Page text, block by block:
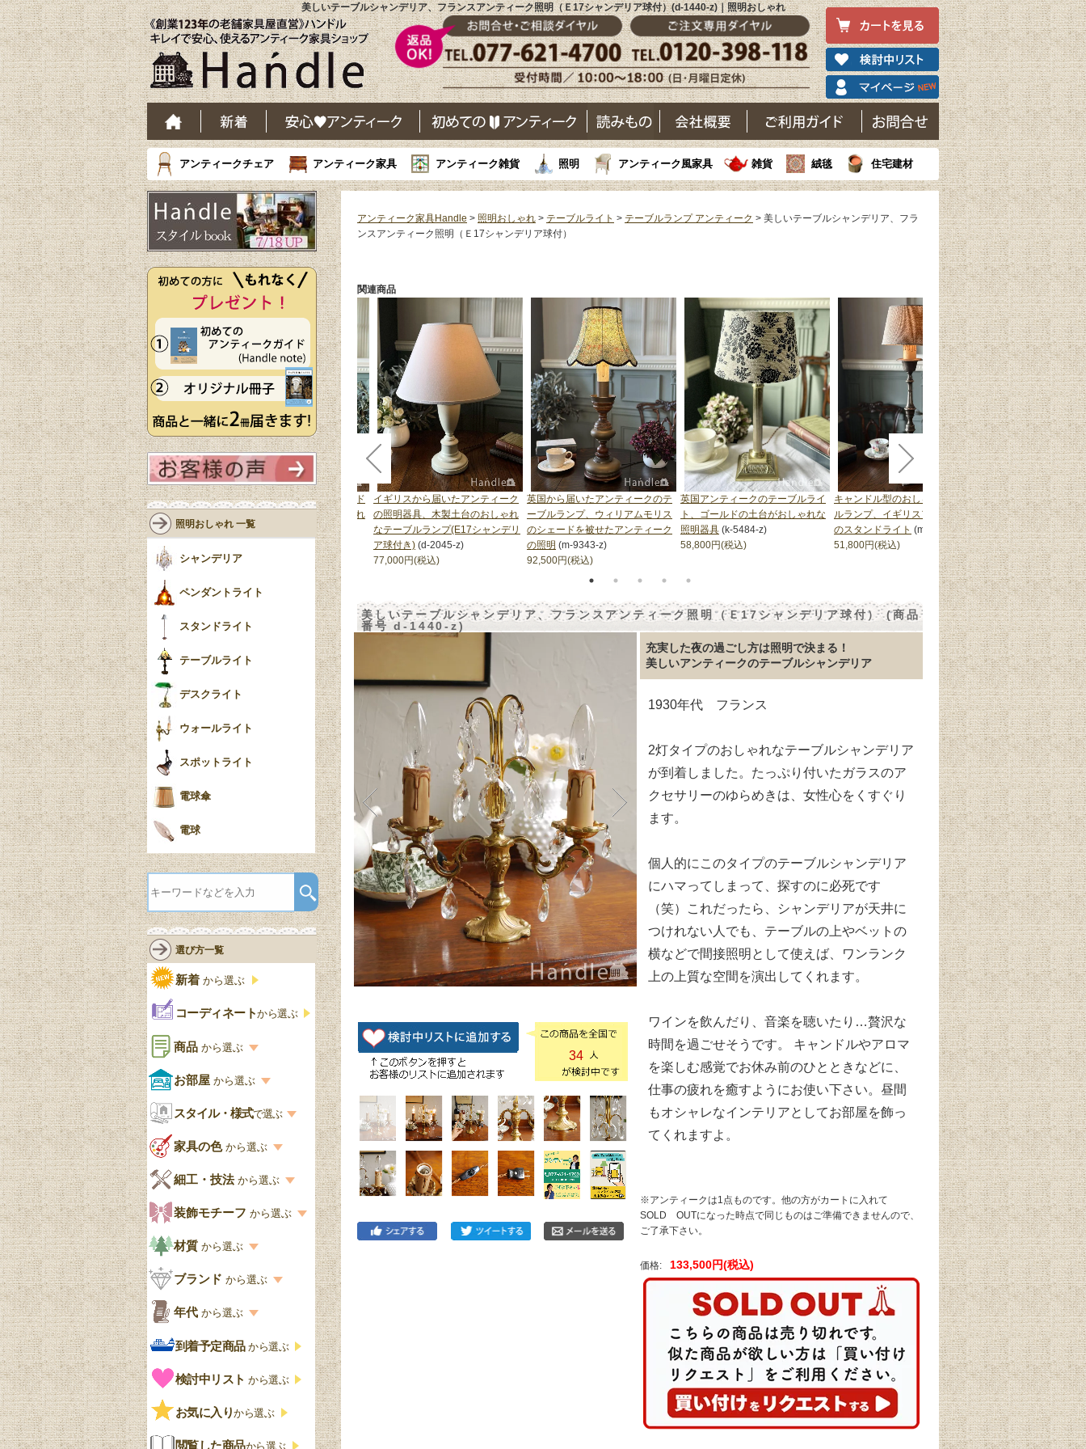
美しいテーブルシャンデリア、フランスアンティーク照明（Ｅ17シャンデリア球付）(d-1440-z)｜照明おしゃれ
アンティークチェア アンティーク家具 アンティーク雑貨 照明 アンティーク風家具 雑貨 絨毯 住宅建材
アンティーク家具Handle > 照明おしゃれ > テーブルライト > テーブルランプ アンティーク > 美しいテーブルシャンデリア、フラ
ンスアンティーク照明（Ｅ17シャンデリア球付）
関連商品
ーブルライ
おしゃれな
キャンドル型のおしゃれなテーブ
ルランプ、イギリスアンティーク
のスタンドライト (m-9351-z)
51,800円(税込)
イギリスアンティークのスタンド
ライト、キャンドル型のおしゃれ
なテーブルランプ
(m-9349-z)
イギリスから届いたアンティーク
の照明器具、木製土台のおしゃれ
なテーブルランプ(E17シャンデリ
ア球付き) (d-2045-z)
77,000円(税込)
英国から届いたアンティークのテ
ーブルランプ、ウィリアムモリス
のシェードを被せたアンティーク
の照明 (m-9343-z)
92,500円(税込)
英国アンティークのテーブルライ
ト、ゴールドの土台がおしゃれな
照明器具 (k-5484-z)
58,800円(税込)
キャンドル型のおしゃれなテーブ
ルランプ、イギリスアンティーク
のスタンドライト (m-9351-z)
51,800円(税込)
イギリスアンティー
ライト、キャンドル
なテーブルランプ (m-
52,800円(税込)
美しいテーブルシャンデリア、フランスアンティーク照明（Ｅ17シャンデリア球付） (商品
番号 d-1440-z)
34
充実した夜の過ごし方は照明で決まる！
美しいアンティークのテーブルシャンデリア
1930年代 フランス
2灯タイプのおしゃれなテーブルシャンデリア
が到着しました。たっぷり付いたガラスのア
クセサリーのゆらめきは、女性心をくすぐり
ます。
個人的にこのタイプのテーブルシャンデリア
にハマってしまって、探すのに必死です
（笑）これだったら、シャンデリアが天井に
つけれない人でも、テーブルの上やベットの
横などで間接照明として使えば、ワンランク
上の上質な空間を演出してくれます。
ワインを飲んだり、音楽を聴いたり…贅沢な
時間を過ごせそうです。 キャンドルやアロマ
を楽しむ感覚でお休み前のひとときなどに、
仕事の疲れを癒すようにお使い下さい。昼間
もオシャレなインテリアとしてお部屋を飾っ
てくれますよ。
※アンティークは1点ものです。他の方がカートに入れて
SOLD OUTになった時点で同じものはご準備できませんので、
ご了承下さい。
価格: 133,500円(税込)
照明おしゃれ 一覧
シャンデリア
ペンダントライト
スタンドライト
テーブルライト
デスクライト
ウォールライト
スポットライト
電球傘
電球
選び方一覧
新着 から選ぶ
コーディネートから選ぶ
商品 から選ぶ
商品一覧を見る
収納家具
書棚
デスクおしゃれ
食器棚おしゃれ
木製ワゴン
ェア
洋服タンス
チェストおしゃれ
クローゼット
お部屋 から選ぶ
お部屋から選ぶ一覧
リビング
キッチン・ダイニング
スタイル・様式で選ぶ
スタイル一覧
英国アンティーク
英国クラシック
式
エリザベス様式
ジャコビアン
家具の色から選ぶ
家具の色一覧
カスタード色
アップルパイ色
細工・技法 から選ぶ
細工・技法の一覧
象嵌・マーケットリー
寄木・パーケットリー
装飾モチーフ から選ぶ
模様の一覧
ペディメント
コーニス
グ
ストラップワーク
雷文
ビーディング
材質 から選ぶ
材質の一覧
オーク材
マホガニー
ブランド から選ぶ
ブランド一覧
Handleオリジナル
ウィリアムモリス
年代 から選ぶ
年代別の一覧
アンティーク
ビンテージ
到着予定商品から選ぶ
検討中リスト から選ぶ
お気に入りから選ぶ
閲覧した商品から選ぶ